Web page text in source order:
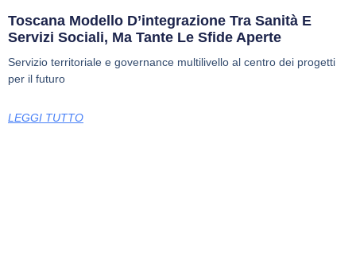
Toscana Modello D’integrazione Tra Sanità E
Servizi Sociali, Ma Tante Le Sfide Aperte
Servizio territoriale e governance multilivello al centro dei progetti
per il futuro
LEGGI TUTTO